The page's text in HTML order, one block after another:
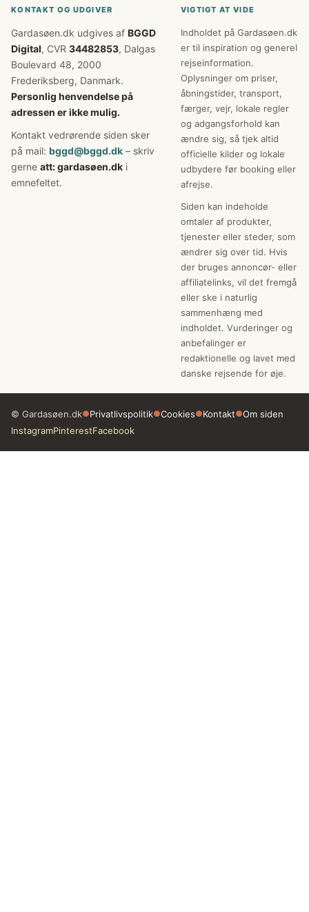
KONTAKT OG UDGIVER
Gardasøen.dk udgives af BGGD
Digital, CVR 34482853, Dalgas
Boulevard 48, 2000
Frederiksberg, Danmark.
Personlig henvendelse på
adressen er ikke mulig.
Kontakt vedrørende siden sker
på mail: bggd@bggd.dk – skriv
gerne att: gardasøen.dk i
emnefeltet.
VIGTIGT AT VIDE
Indholdet på Gardasøen.dk
er til inspiration og generel
rejseinformation.
Oplysninger om priser,
åbningstider, transport,
færger, vejr, lokale regler
og adgangsforhold kan
ændre sig, så tjek altid
officielle kilder og lokale
udbydere før booking eller
afrejse.
Siden kan indeholde
omtaler af produkter,
tjenester eller steder, som
ændrer sig over tid. Hvis
der bruges annoncør- eller
affiliatelinks, vil det fremgå
eller ske i naturlig
sammenhæng med
indholdet. Vurderinger og
anbefalinger er
redaktionelle og lavet med
danske rejsende for øje.
© Gardasøen.dk●Privatlivspolitik●Cookies●Kontakt●Om siden
InstagramPinterestFacebook